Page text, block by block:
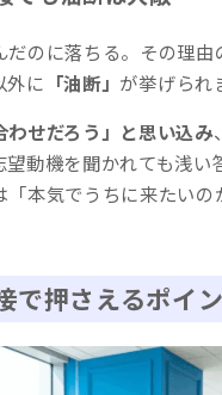
だのに落ちる。その理由
外に 「油断」 が挙げられ
わせだろう」と思い込み
望動機を聞かれても浅い
「本気でうちに来たいの
で押さえるポイ